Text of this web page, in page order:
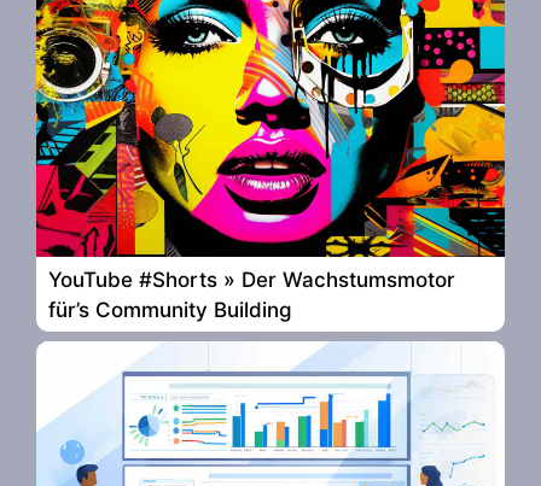
YouTube #Shorts » Der Wachstumsmotor
für’s Community Building